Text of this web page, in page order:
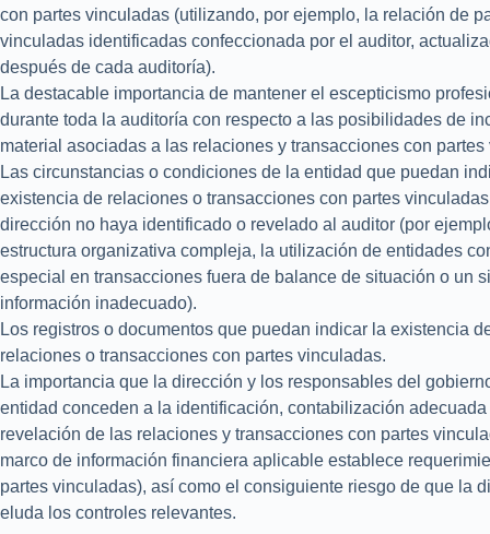
con partes vinculadas (utilizando, por ejemplo, la relación de
vinculadas identificadas confeccionada por el auditor,
después de cada auditoría).
La destacable importancia de mantener el escepticismo
durante toda la auditoría con respecto a las posibilidades de
material asociadas a las relaciones y transacciones con
Las circunstancias o condiciones de la entidad que puedan
existencia de relaciones o transacciones con partes
dirección no haya identificado o revelado al auditor (por
estructura organizativa compleja, la utilización de entidades
especial en transacciones fuera de balance de situación o un
información inadecuado).
Los registros o documentos que puedan indicar la existencia
relaciones o transacciones con partes vinculadas.
La importancia que la dirección y los responsables del
entidad conceden a la identificación, contabilización adecuada
revelación de las relaciones y transacciones con partes
marco de información financiera aplicable establece
partes vinculadas), así como el consiguiente riesgo de que la
eluda los controles relevantes.